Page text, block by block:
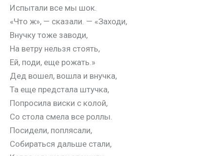
Испытали все мы шок.
«Что ж», — сказали. — «Заходи,
Внучку тоже заводи,
На ветру нельзя стоять,
Ей, поди, еще рожать.»
Дед вошел, вошла и внучка,
Та еще предстала штучка,
Попросила виски с колой,
Со стола смела все роллы.
Посидели, поплясали,
Собираться дальше стали,